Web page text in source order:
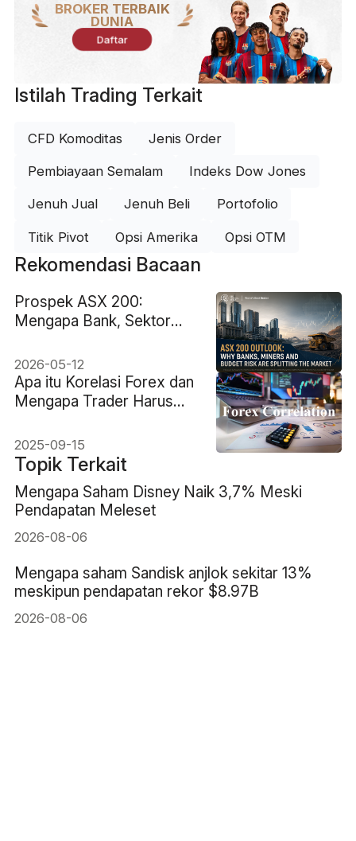
BROKER TERBAIK
DUNIA
Daftar
Istilah Trading Terkait
CFD Komoditas Jenis Order
Pembiayaan Semalam Indeks Dow Jones
Jenuh Jual Jenuh Beli Portofolio
Titik Pivot Opsi Amerika Opsi OTM
Rekomendasi Bacaan
Prospek ASX 200:
Mengapa Bank, Sektor
Anggaran Membelah
Pasar
2026-05-12
Apa itu Korelasi Forex dan
Mengapa Trader Harus
2025-09-15
Topik Terkait
Mengapa Saham Disney Naik 3,7% Meski
Pendapatan Meleset
2026-08-06
Mengapa saham Sandisk anjlok sekitar 13%
meskipun pendapatan rekor $8.97B
2026-08-06